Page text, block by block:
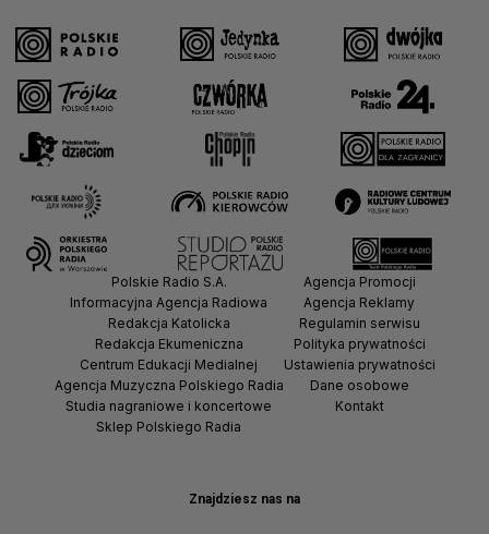
Znajdziesz nas na
Polskie Radio S.A.
Informacyjna Agencja Radiowa
Redakcja Katolicka
Redakcja Ekumeniczna
Centrum Edukacji Medialnej
Agencja Muzyczna Polskiego Radia
Studia nagraniowe i koncertowe
Sklep Polskiego Radia
Agencja Promocji
Agencja Reklamy
Regulamin serwisu
Polityka prywatności
Ustawienia prywatności
Dane osobowe
Kontakt